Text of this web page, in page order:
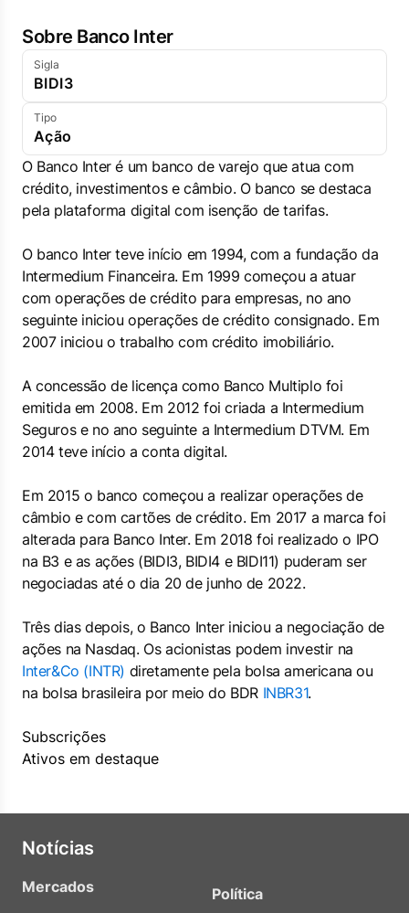
Sobre Banco Inter
Sigla
BIDI3
Tipo
Ação
O Banco Inter é um banco de varejo que atua com
crédito, investimentos e câmbio. O banco se destaca
pela plataforma digital com isenção de tarifas.
O banco Inter teve início em 1994, com a fundação da
Intermedium Financeira. Em 1999 começou a atuar
com operações de crédito para empresas, no ano
seguinte iniciou operações de crédito consignado. Em
2007 iniciou o trabalho com crédito imobiliário.
A concessão de licença como Banco Multiplo foi
emitida em 2008. Em 2012 foi criada a Intermedium
Seguros e no ano seguinte a Intermedium DTVM. Em
2014 teve início a conta digital.
Em 2015 o banco começou a realizar operações de
câmbio e com cartões de crédito. Em 2017 a marca foi
alterada para Banco Inter. Em 2018 foi realizado o IPO
na B3 e as ações (BIDI3, BIDI4 e BIDI11) puderam ser
negociadas até o dia 20 de junho de 2022.
Três dias depois, o Banco Inter iniciou a negociação de
ações na Nasdaq. Os acionistas podem investir na
Inter&Co (INTR) diretamente pela bolsa americana ou
na bolsa brasileira por meio do BDR INBR31.
Subscrições
Ativos em destaque
Notícias
Mercados
Política